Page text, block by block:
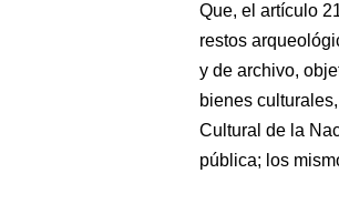
Que, el artículo
restos
y de archivo,
bienes
Cultural de la
pública; los